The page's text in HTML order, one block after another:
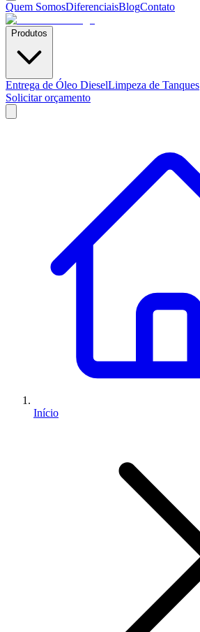
Quem SomosDiferenciaisBlogContato
Produtos
Entrega de Óleo DieselLimpeza de Tanques
Solicitar orçamento
Início